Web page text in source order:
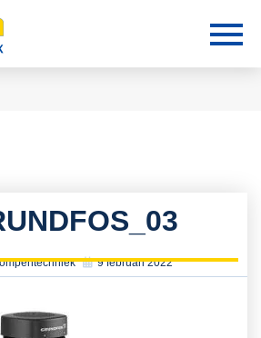
9 februari 2022